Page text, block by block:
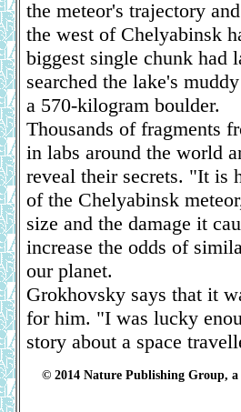
the meteor's trajectory
the west of Chelyabinsk
biggest single chunk had
searched the lake's
a 570-kilogram boulder.
Thousands of fragments
in labs around the world
reveal their secrets. "It is
of the Chelyabinsk
size and the damage it
increase the odds of
our planet.
Grokhovsky says that it
for him. "I was lucky
story about a space
© 2014 Nature Publishing Group,